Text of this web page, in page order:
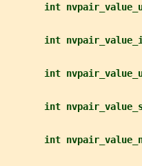
int
int
int
int
int